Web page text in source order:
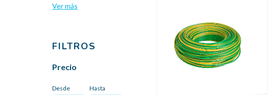
Ver más
FILTROS
Precio
Desde Hasta